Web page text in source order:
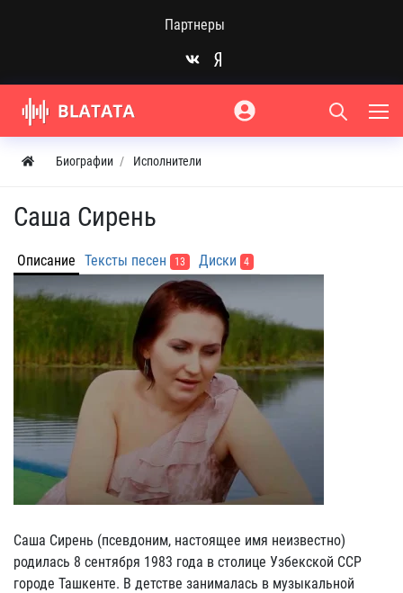
Партнеры
Биографии Исполнители
Саша Сирень
Описание Тексты песен 13 Диски 4
Саша Сирень (псевдоним, настоящее имя неизвестно)
родилась 8 сентября 1983 года в столице Узбекской ССР
городе Ташкенте. В детстве занималась в музыкальной